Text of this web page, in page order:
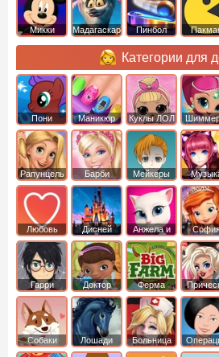
Микки
Мадагаскар Пинбол
Категории для
Пони
креатор
Маникюр Куклы ЛОЛ
Шайн
Рапунцель Барби Мейкеры
Любовь Дисней
Анжела и
том
Гарри
Поттер
Доктор
Плюшева
Ферма
Собаки Лошади Больница